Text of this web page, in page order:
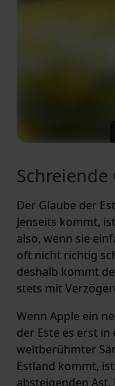
Schreiende
Der Glaube der
Jenseits kommt,
also, wenn sie
oft nicht richtig
deshalb kommt
stets mit
Wenn Apple ein
der Este es erst in
weltberühmter
Estland kommt,
absteigenden